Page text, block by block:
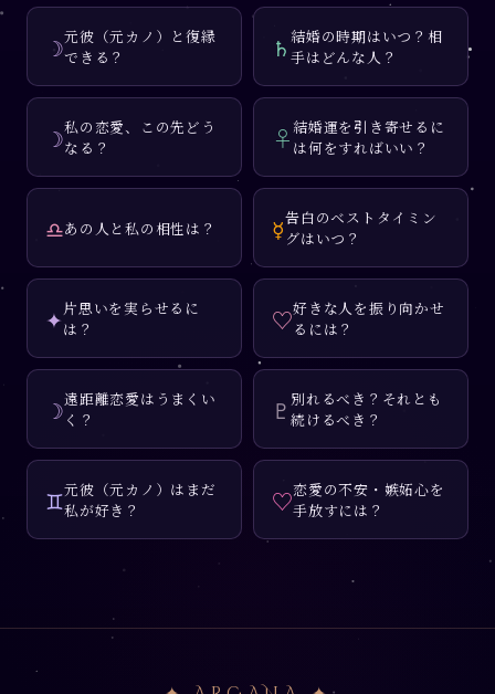
☽元彼（元カノ）と復縁
できる？
♄ 結婚の時期はいつ？相
手はどんな人？
☽私の恋愛、この先どう
なる？
♀結婚運を引き寄せるに
は何をすればいい？
♎あの人と私の相性は？ ☿告白のベストタイミン
グはいつ？
✦片思いを実らせるに
は？
♡好きな人を振り向かせ
るには？
☽遠距離恋愛はうまくい
く？
♇ 別れるべき？それとも
続けるべき？
♊元彼（元カノ）はまだ
私が好き？
♡恋愛の不安・嫉妬心を
手放すには？